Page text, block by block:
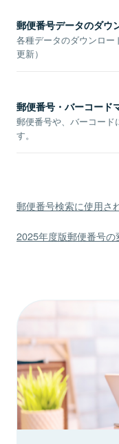
郵便番号データのダウ
各種データのダウンロー
更新）
郵便番号・バーコード
郵便番号や、バーコード
す。
郵便番号検索に使用さ
2025年度版郵便番号の